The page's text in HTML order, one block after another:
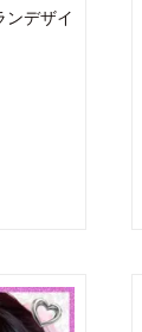
ンデザイ